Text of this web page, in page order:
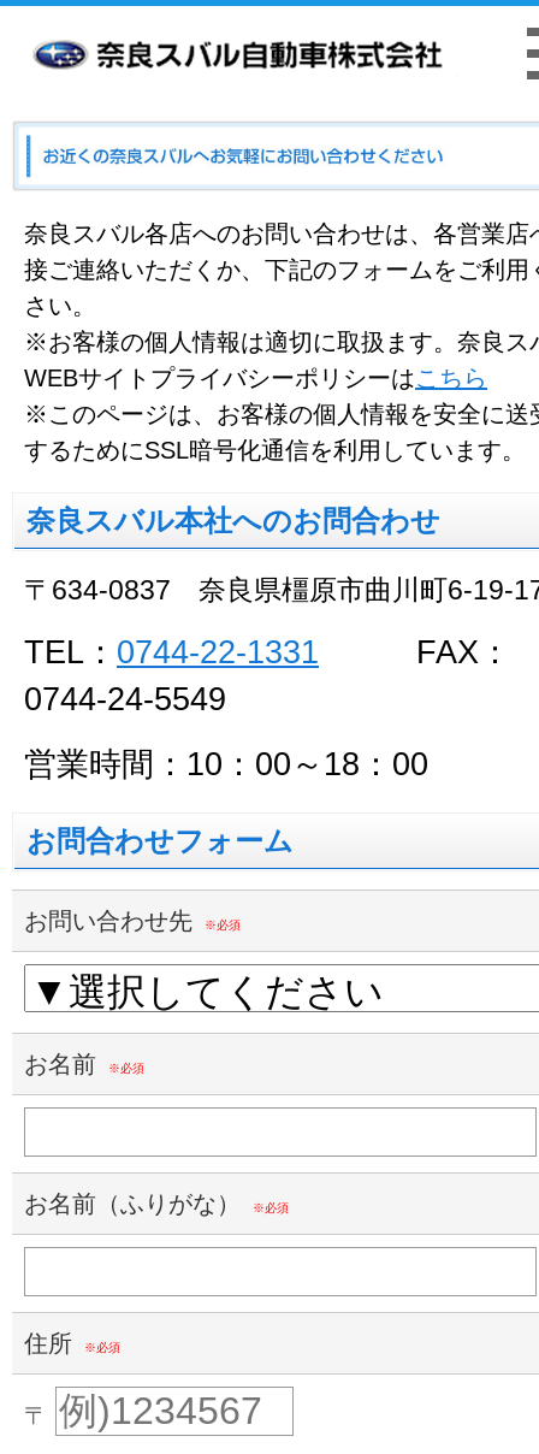
お客様本位の業務運営方針 クッキーポリシ
奈良スバル各店へのお問い合わせは、各営業店
接ご連絡いただくか、下記のフォームをご利用
さい。
※お客様の個人情報は適切に取扱ます。奈良ス
WEBサイトプライバシーポリシーはこちら
※このページは、お客様の個人情報を安全に送
するためにSSL暗号化通信を利用しています。
奈良スバル本社へのお問合わせ
〒634-0837 奈良県橿原市曲川町6-19-
TEL： 0744-22-1331 FAX：
0744-24-5549
営業時間：10：00～18：00
お問合わせフォーム
お問い合わせ先 ※必須
お名前 ※必須
お名前（ふりがな） ※必須
住所 ※必須
〒